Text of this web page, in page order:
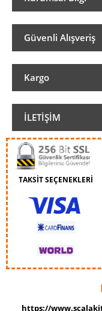
Güvenli Alışveriş
Kargo
İLETIŞIM
TAKSİT SEÇENEKLERİ
https://